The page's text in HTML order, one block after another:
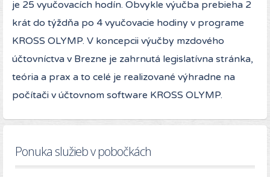
je 25 vyučovacích hodín. Obvykle výučba prebieha 2
krát do týždňa po 4 vyučovacie hodiny v programe
KROSS OLYMP. V koncepcii výučby mzdového
účtovníctva v Brezne je zahrnutá legislatívna stránka,
teória a prax a to celé je realizované výhradne na
počítači v účtovnom software KROSS OLYMP.
Ponuka služieb v pobočkách